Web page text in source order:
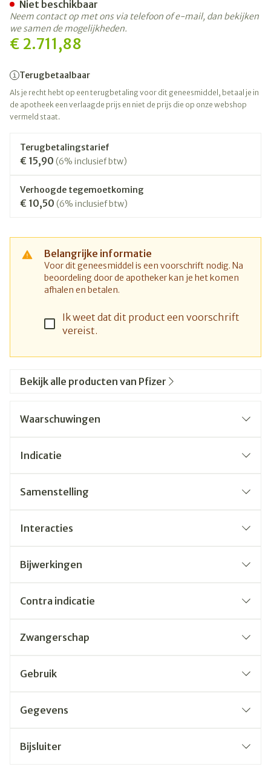
€ 2.711,88
Terugbetaalbaar
Als je recht hebt op een terugbetaling voor dit geneesmiddel, betaal je in
de apotheek een verlaagde prijs en niet de prijs die op onze webshop
vermeld staat.
Terugbetalingstarief
€ 15,90 (6% inclusief btw)
Verhoogde tegemoetkoming
€ 10,50 (6% inclusief btw)
Belangrijke informatie
Voor dit geneesmiddel is een voorschrift nodig. Na
beoordeling door de apotheker kan je het komen
afhalen en betalen.
Ik weet dat dit product een voorschrift
vereist.
Niet beschikbaar
Neem contact op met ons via telefoon of e-mail, dan bekijken
we samen de mogelijkheden.
Bekijk alle producten van Pfizer
Waarschuwingen
Indicatie
Samenstelling
Interacties
Bijwerkingen
Contra indicatie
Zwangerschap
Gebruik
Gegevens
Bijsluiter